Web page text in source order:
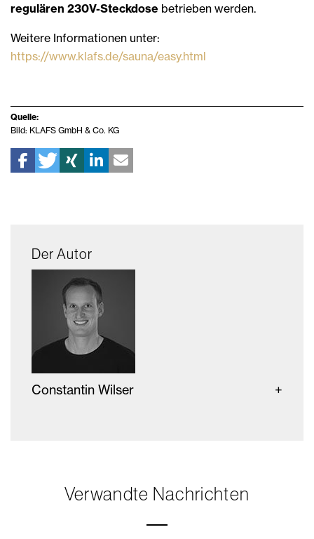
regulären 230V-Steckdose betrieben werden.
Weitere Informationen unter:
https://www.klafs.de/sauna/easy.html
Quelle:
Bild: KLAFS GmbH & Co. KG
Der Autor
Constantin Wilser
Verwandte Nachrichten